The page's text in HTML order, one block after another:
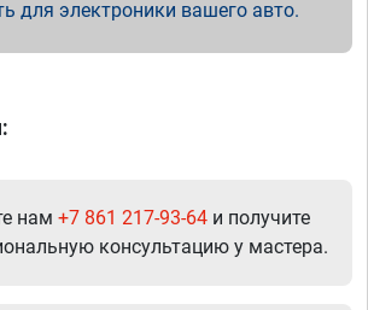
для электроники вашего авто.
нам +7 861 217-93-64 и получите
консультацию у мастера.